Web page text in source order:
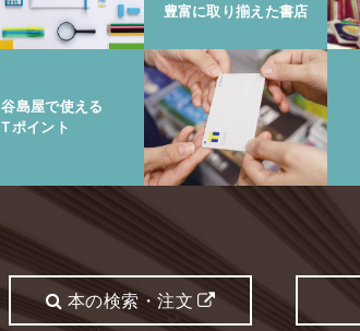
豊富に取り揃えた書店
谷島屋で使える
Tポイント
本の検索・注文